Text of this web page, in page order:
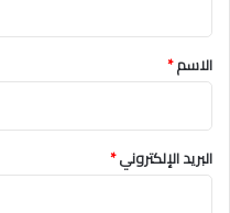
*
الاسم*
البريد الإلكتروني*